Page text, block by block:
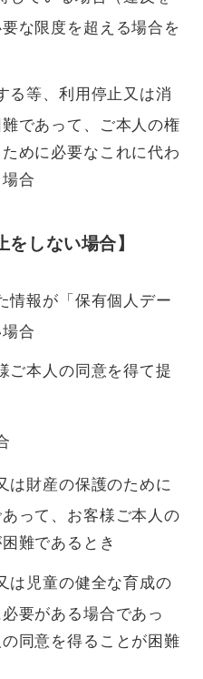
な限度を超える場合を
る等、利用停止又は消
であって、ご本人の権
めに必要なこれに代わ
合
をしない場合】
情報が「保有個人デー
合
ご本人の同意を得て提
は財産の保護のために
って、お客様ご本人の
難であるとき
は児童の健全な育成の
要がある場合であっ
同意を得ることが困難